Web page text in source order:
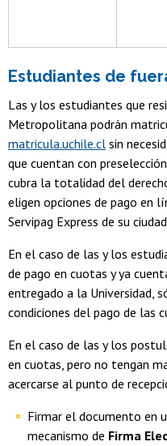
Estudiantes de
Las y los estudiantes que
Metropolitana podrán
matricula.uchile.cl sin
que cuentan con
cubra la totalidad del
eligen opciones de pago en
Servipag Express de su
En el caso de las y los
de pago en cuotas y ya
entregado a la Universidad,
condiciones del pago de las
En el caso de las y los
en cuotas, pero no tengan
acercarse al punto de
Firmar el documento en
mecanismo de Firma